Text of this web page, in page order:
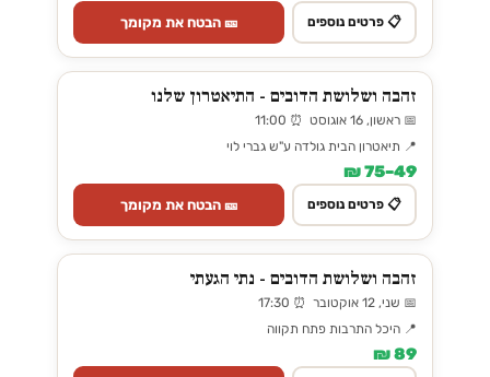
📋 פרטים נוספים 🎫 הבטח את מקומך
זהבה ושלושת הדובים - התיאטרון שלנו
📅 ראשון, 16 אוגוסט ⏰ 11:00
📍 תיאטרון הבית גולדה ע"ש גברי לוי
49–75 ₪
📋 פרטים נוספים 🎫 הבטח את מקומך
זהבה ושלושת הדובים - נתי הגעתי
📅 שני, 12 אוקטובר ⏰ 17:30
📍 היכל התרבות פתח תקווה
89 ₪